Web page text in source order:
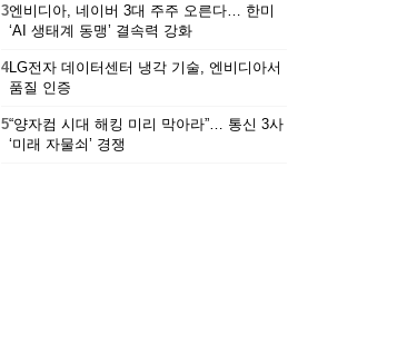
3엔비디아, 네이버 3대 주주 오른다… 한미
‘AI 생태계 동맹’ 결속력 강화
4LG전자 데이터센터 냉각 기술, 엔비디아서
품질 인증
5“양자컴 시대 해킹 미리 막아라”… 통신 3사
‘미래 자물쇠’ 경쟁